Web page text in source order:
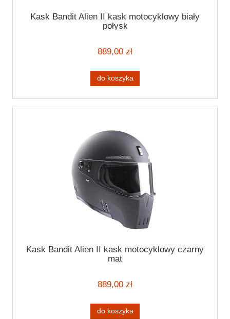
Kask Bandit Alien II kask motocyklowy biały
połysk
889,00 zł
do koszyka
Kask Bandit Alien II kask motocyklowy czarny
mat
889,00 zł
do koszyka